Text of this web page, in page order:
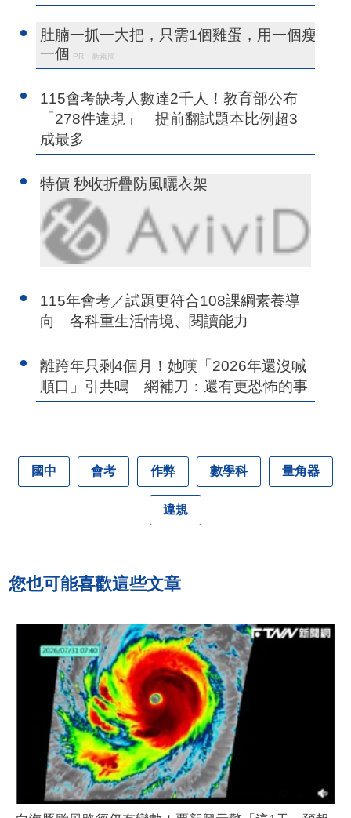
肚腩一抓一大把，只需1個雞蛋，用一個瘦
一個 PR・新素簡
115會考缺考人數達2千人！教育部公布
「278件違規」 提前翻試題本比例超3
成最多
特價 秒收折疊防風曬衣架
115年會考／試題更符合108課綱素養導
向 各科重生活情境、閱讀能力
離跨年只剩4個月！她嘆「2026年還沒喊
順口」引共鳴 網補刀：還有更恐怖的事
國中 會考 作弊 數學科 量角器
違規
您也可能喜歡這些文章